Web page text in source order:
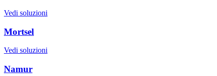
Vedi soluzioni
Mortsel
Vedi soluzioni
Namur